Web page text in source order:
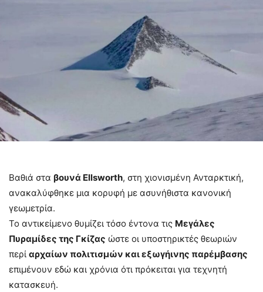
Βαθιά στα βουνά Ellsworth, στη χιονισμένη Ανταρκτική,
ανακαλύφθηκε μια κορυφή με ασυνήθιστα κανονική
γεωμετρία.
Το αντικείμενο θυμίζει τόσο έντονα τις Μεγάλες
Πυραμίδες της Γκίζας ώστε οι υποστηρικτές θεωριών
περί αρχαίων πολιτισμών και εξωγήινης παρέμβασης
επιμένουν εδώ και χρόνια ότι πρόκειται για τεχνητή
κατασκευή.